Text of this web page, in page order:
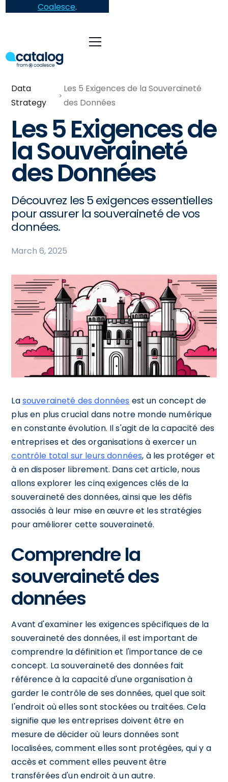
Coalesce.
Data
Strategy
Les 5 Exigences de la Souveraineté
des Données
Les 5 Exigences de
la Souveraineté
des Données
Découvrez les 5 exigences essentielles
pour assurer la souveraineté de vos
données.
March 6, 2025
Lasouveraineté des données est un concept de
plus en plus crucial dans notre monde numérique
en constante évolution. Il s'agit de la capacité des
entreprises et des organisations à exercer un
contrôle total sur leurs données, à les protéger et
à en disposer librement. Dans cet article, nous
allons explorer les cinq exigences clés de la
souveraineté des données, ainsi que les défis
associés à leur mise en œuvre et les stratégies
pour améliorer cette souveraineté.
Comprendre la
souveraineté des
données
Avant d'examiner les exigences spécifiques de la
souveraineté des données, il est important de
comprendre la définition et l'importance de ce
concept. La souveraineté des données fait
référence à la capacité d'une organisation à
garder le contrôle de ses données, quel que soit
l'endroit où elles sont stockées ou traitées. Cela
signifie que les entreprises doivent être en
mesure de décider où leurs données sont
localisées, comment elles sont protégées, qui y a
accès et comment elles peuvent être
transférées d'un endroit à un autre.